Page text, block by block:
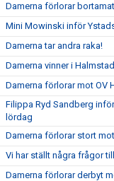
Damerna förlorar
Mini Mowinski inför
Damerna tar andra raka!
Damerna vinner i
Damerna förlorar mot OV
Filippa Ryd Sandberg
lördag
Damerna förlorar stort
Vi har ställt några frågor
Damerna förlorar derbyt